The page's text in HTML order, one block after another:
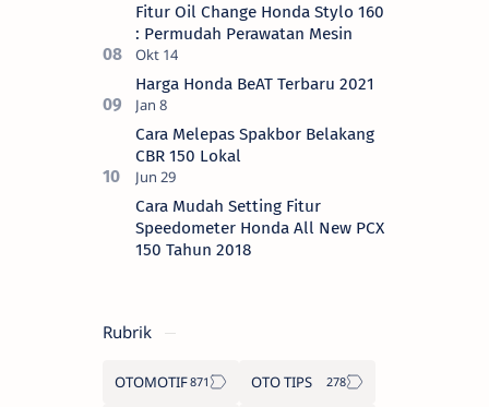
Fitur Oil Change Honda Stylo 160
: Permudah Perawatan Mesin
Harga Honda BeAT Terbaru 2021
Cara Melepas Spakbor Belakang
CBR 150 Lokal
Cara Mudah Setting Fitur
Speedometer Honda All New PCX
150 Tahun 2018
Rubrik
OTOMOTIF OTO TIPS